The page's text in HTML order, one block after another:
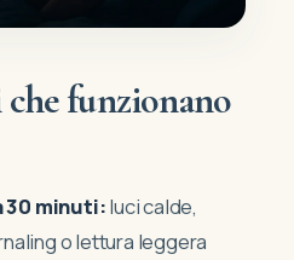
funzionano
30 minuti:luci calde,
o lettura leggera